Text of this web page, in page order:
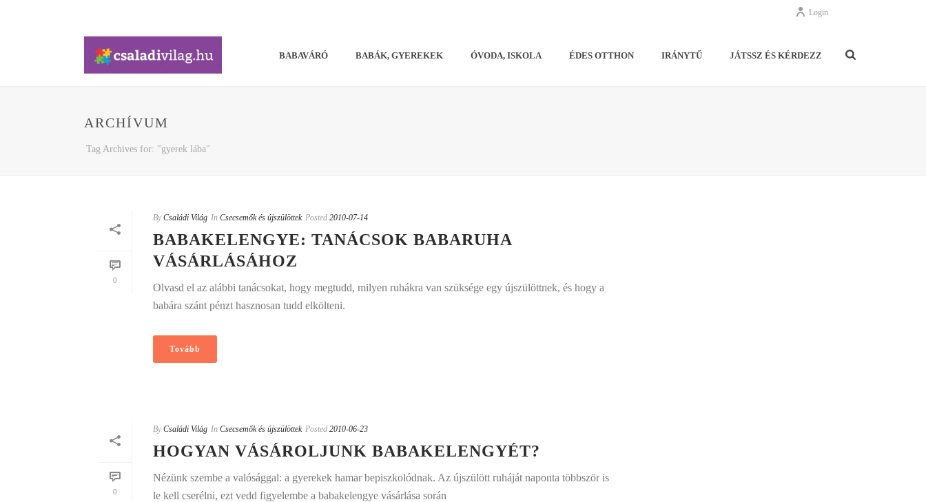
Login
BABAVÁRÓ BABÁK, GYEREKEK ÓVODA, ISKOLA ÉDES OTTHON IRÁNYTŰ JÁTSSZ ÉS KÉRDEZZ
ARCHÍVUM
Tag Archives for: "gyerek lába"
0
By Családi Világ In Csecsemők és újszülöttek Posted 2010-07-14
BABAKELENGYE: TANÁCSOK BABARUHA
VÁSÁRLÁSÁHOZ
Olvasd el az alábbi tanácsokat, hogy megtudd, milyen ruhákra van szüksége egy újszülöttnek, és hogy a
babára szánt pénzt hasznosan tudd elkölteni.
Tovább
0
By Családi Világ In Csecsemők és újszülöttek Posted 2010-06-23
HOGYAN VÁSÁROLJUNK BABAKELENGYÉT?
Nézünk szembe a valósággal: a gyerekek hamar bepiszkolódnak. Az újszülött ruháját naponta többször is
le kell cserélni, ezt vedd figyelembe a babakelengye vásárlása során